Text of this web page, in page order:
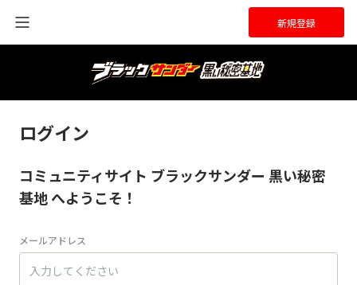
新規登録
ログイン
コミュニティサイト ブラックサンダー 黒い秘密
基地 へようこそ！
メールアドレス